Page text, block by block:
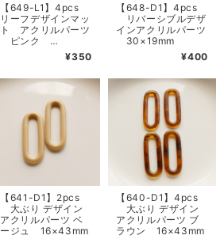
【649-L1】4pcs
リーフデザインマッ
ト アクリルパーツ
ピンク
¥350
【648-D1】4pcs
リバーシブルデザ
インアクリルパーツ
30×19mm
¥400
【641-D1】2pcs
大ぶり デザイン
アクリルパーツ ベ
ージュ 16×43mm
【640-D1】4pcs
大ぶり デザイン
アクリルパーツ ブ
ラウン 16×43mm